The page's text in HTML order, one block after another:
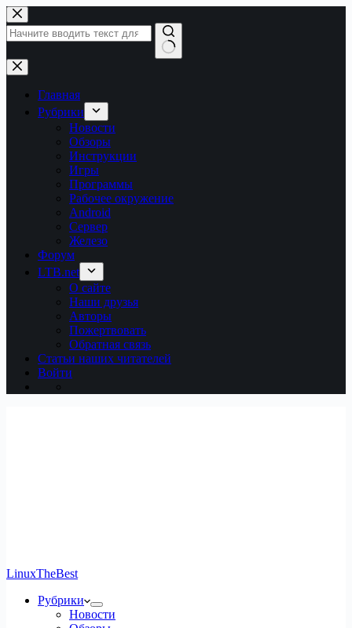
Перейти
к
сути
Ничего
не
найденоГлавная
Рубрики
Новости
Обзоры
Инструкции
Игры
Программы
Рабочее окружение
Android
Сервер
Железо
Форум
LTB.net
О сайте
Наши друзья
Авторы
Пожертвовать
Обратная связь
Статьи наших читателей
Войти
LinuxTheBest
Рубрики
Новости